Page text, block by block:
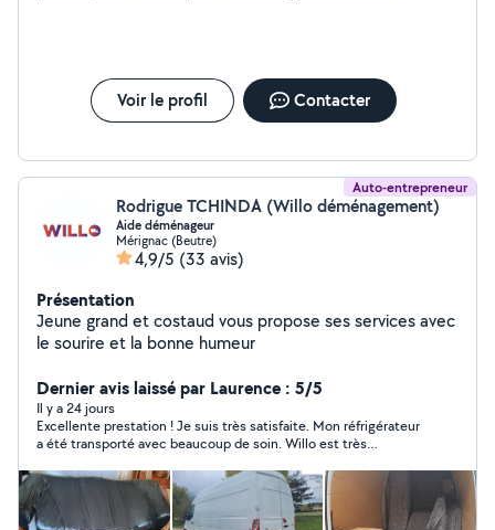
Voir le profil Contacter
Auto-entrepreneur
Rodrigue TCHINDA (Willo déménagement)
Aide déménageur
Mérignac (Beutre)
4,9/5 (33 avis)
Présentation
Jeune grand et costaud vous propose ses services avec
le sourire et la bonne humeur
Dernier avis laissé par Laurence : 5/5
Il y a 24 jours
Excellente prestation ! Je suis très satisfaite. Mon réfrigérateur
a été transporté avec beaucoup de soin. Willo est très
Merci, Willo !